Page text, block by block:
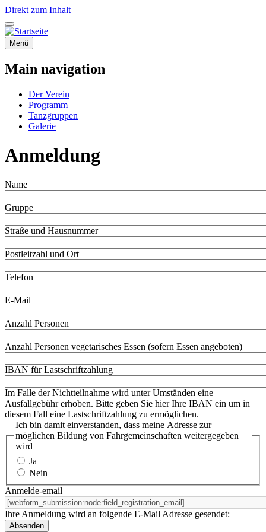
Direkt zum Inhalt
Menü
Main navigation
Der Verein
Programm
Tanzgruppen
Galerie
Anmeldung
Name
Gruppe
Straße und Hausnummer
Postleitzahl und Ort
Telefon
E-Mail
Anzahl Personen
Anzahl Personen vegetarisches Essen (sofern Essen angeboten)
IBAN für Lastschriftzahlung
Im Falle der Nichtteilnahme wird unter Umständen eine
Ausfallgebühr erhoben. Bitte geben Sie hier Ihre IBAN ein um in
diesem Fall eine Lastschriftzahlung zu ermöglichen.
Ich bin damit einverstanden, dass meine Adresse zur
möglichen Bildung von Fahrgemeinschaften weitergegeben
wird
Ja
Nein
Anmelde-email
Ihre Anmeldung wird an folgende E-Mail Adresse gesendet: